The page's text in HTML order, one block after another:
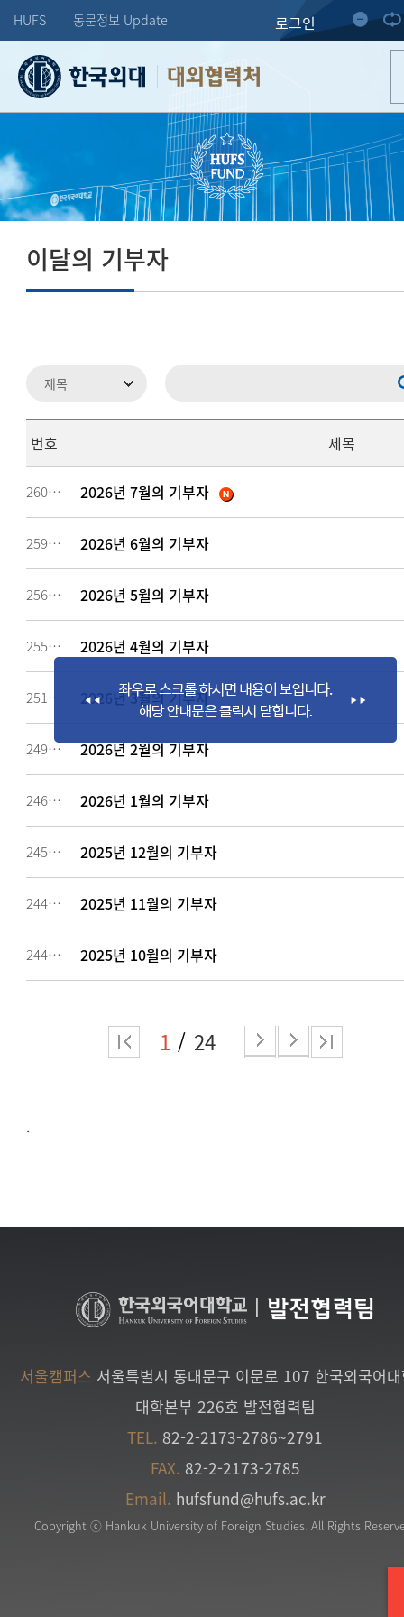
HUFS 동문정보 Update 로그인
대외협력처
이달의 기부자
번호 제목
260637 2026년 7월의 기부자
259186 2026년 6월의 기부자
256883 2026년 5월의 기부자
255327 2026년 4월의 기부자
251653 2026년 3월의 기부자
249094 2026년 2월의 기부자
246784 2026년 1월의 기부자
245319 2025년 12월의 기부자
244477 2025년 11월의 기부자
244476 2025년 10월의 기부자
1 24
.
발전협력팀
서울캠퍼스 서울특별시 동대문구 이문로 107 한국외국어
대학본부 226호 발전협력팀
TEL. 82-2-2173-2786~2791
FAX. 82-2-2173-2785
Email. hufsfund@hufs.ac.kr
Copyright ⓒ Hankuk University of Foreign Studies. All Rights